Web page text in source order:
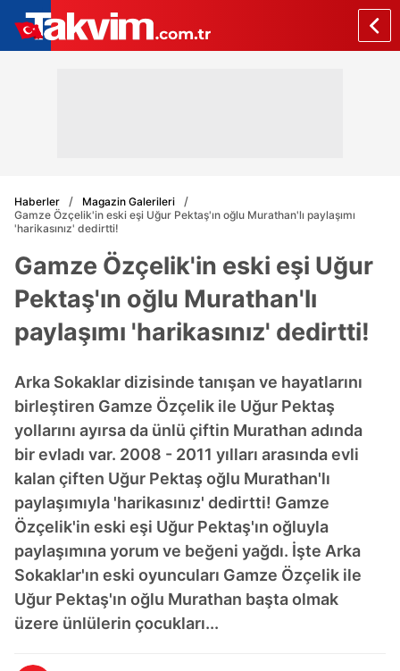
Haberler
Magazin Galerileri
Gamze Özçelik'in eski eşi Uğur Pektaş'ın oğlu Murathan'lı paylaşımı
'harikasınız' dedirtti!
Gamze Özçelik'in eski eşi Uğur
Pektaş'ın oğlu Murathan'lı
paylaşımı 'harikasınız' dedirtti!
Arka Sokaklar dizisinde tanışan ve hayatlarını
birleştiren Gamze Özçelik ile Uğur Pektaş
yollarını ayırsa da ünlü çiftin Murathan adında
bir evladı var. 2008 - 2011 yılları arasında evli
kalan çiften Uğur Pektaş oğlu Murathan'lı
paylaşımıyla 'harikasınız' dedirtti! Gamze
Özçelik'in eski eşi Uğur Pektaş'ın oğluyla
paylaşımına yorum ve beğeni yağdı. İşte Arka
Sokaklar'ın eski oyuncuları Gamze Özçelik ile
Uğur Pektaş'ın oğlu Murathan başta olmak
üzere ünlülerin çocukları...